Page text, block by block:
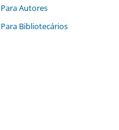
Para Autores
Para Bibliotecários